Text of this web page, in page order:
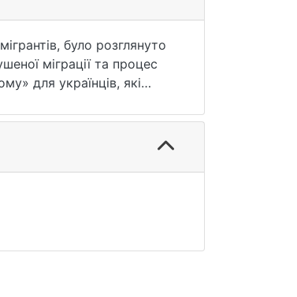
було розглянуто
міграції та процес
для українців, які